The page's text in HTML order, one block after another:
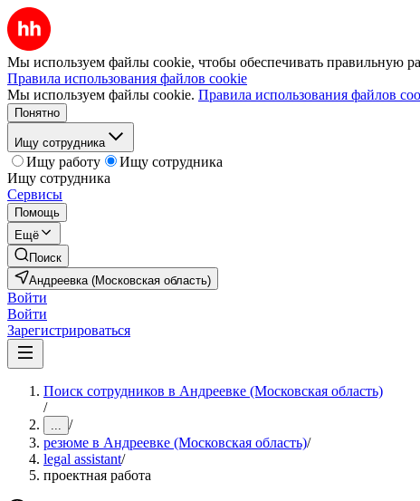
Мы используем файлы cookie, чтобы обеспечивать правильную
Правила использования файлов cookie
Мы используем файлы cookie. Правила использования файлов
Понятно
Ищу сотрудника
Ищу работу
Ищу сотрудника
Ищу сотрудника
Сервисы
Помощь
Ещё
Поиск
Андреевка (Московская область)
Войти
Войти
Зарегистрироваться
Поиск сотрудников в Андреевке (Московская область)
/
... /
резюме в Андреевке (Московская область)/
legal assistant/
проектная работа